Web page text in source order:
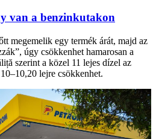
van a benzinkutakon
megemelik egy termék árát, majd az
úgy csökkenhet hamarosan a
szerint a közel 11 lejes dízel az
lejre csökkenhet.